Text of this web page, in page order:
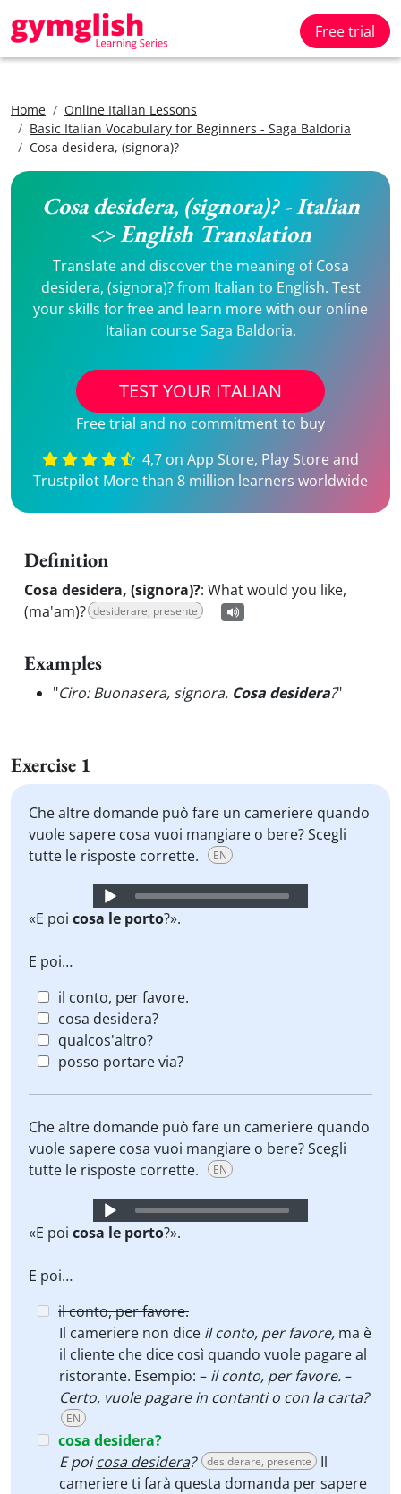
Free trial
Home
Online Italian Lessons
Basic Italian Vocabulary for Beginners - Saga Baldoria
Cosa desidera, (signora)?
Cosa desidera, (signora)? - Italian
<> English Translation
Translate and discover the meaning of Cosa
desidera, (signora)? from Italian to English. Test
your skills for free and learn more with our online
Italian course Saga Baldoria.
TEST YOUR ITALIAN
Free trial and no commitment to buy
4,7 on App Store, Play Store and
Trustpilot More than 8 million learners worldwide
Definition
Cosa desidera, (signora)?: What would you like,
(ma'am)? desiderare, presente
Examples
"Ciro: Buonasera, signora. Cosa desidera?"
Exercise 1
Che altre domande può fare un cameriere quando
vuole sapere cosa vuoi mangiare o bere? Scegli
tutte le risposte corrette.
EN
Audio
Player
«E poi cosa le porto?».
E poi…
il conto, per favore.
cosa desidera?
qualcos'altro?
posso portare via?
Che altre domande può fare un cameriere quando
vuole sapere cosa vuoi mangiare o bere? Scegli
tutte le risposte corrette.
EN
Audio
Player
«E poi cosa le porto?».
E poi…
il conto, per favore.
Il cameriere non dice il conto, per favore, ma è
il cliente che dice così quando vuole pagare al
ristorante. Esempio: – il conto, per favore.–
Certo, vuole pagare in contanti o con la carta?
EN
cosa desidera?
E poicosa desidera? desiderare, presente
Il
cameriere ti farà questa domanda per sapere